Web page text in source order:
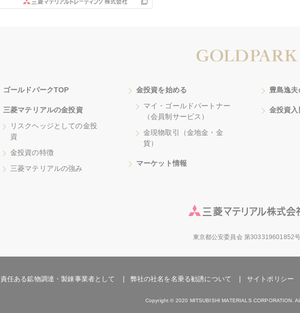
ゴールドパークTOP
三菱マテリアルの金投資
リスクヘッジとしての金投
資
金投資の特徴
三菱マテリアルの強み
金投資を始める
マイ・ゴールドパートナー
（会員制サービス）
金現物取引（金地金・金
貨）
マーケット情報
豊島逸
金投資入
東京都公安委員会 第303319601852
責任ある鉱物調達・製錬事業者として 弊社の社名を名乗る勧誘について サイトポリシー
Copyright © 2020 MITSUBISHI MATERIALS CORPORATION.